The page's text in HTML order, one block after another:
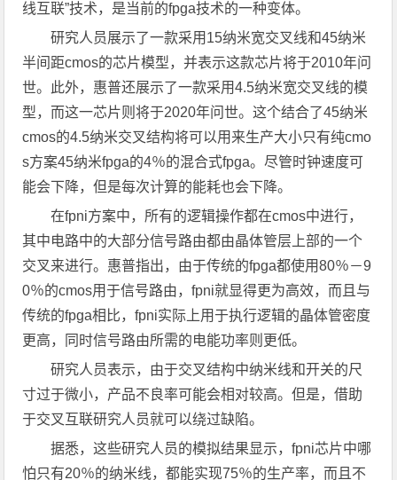
线互联”技术，是当前的fpga技术的一种变体。
研究人员展示了一款采用15纳米宽交叉线和45纳米
半间距cmos的芯片模型，并表示这款芯片将于2010年问
世。此外，惠普还展示了一款采用4.5纳米宽交叉线的模
型，而这一芯片则将于2020年问世。这个结合了45纳米
cmos的4.5纳米交叉结构将可以用来生产大小只有纯cmo
s方案45纳米fpga的4％的混合式fpga。尽管时钟速度可
能会下降，但是每次计算的能耗也会下降。
在fpni方案中，所有的逻辑操作都在cmos中进行，
其中电路中的大部分信号路由都由晶体管层上部的一个
交叉来进行。惠普指出，由于传统的fpga都使用80％－9
0％的cmos用于信号路由，fpni就显得更为高效，而且与
传统的fpga相比，fpni实际上用于执行逻辑的晶体管密度
更高，同时信号路由所需的电能功率则更低。
研究人员表示，由于交叉结构中纳米线和开关的尺
寸过于微小，产品不良率可能会相对较高。但是，借助
于交叉互联研究人员就可以绕过缺陷。
据悉，这些研究人员的模拟结果显示，fpni芯片中哪
怕只有20％的纳米线，都能实现75％的生产率，而且不